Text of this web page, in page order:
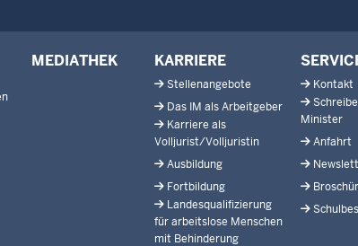
MEDIATHEK KARRIERE
Stellenangebote
Das IM als Arbeitgeber
Karriere als
Volljurist/Volljuristin
Ausbildung
Fortbildung
Landesqualifizierung
für arbeitslose Menschen
mit Behinderung
Kontakt
Minister
Anfahrt